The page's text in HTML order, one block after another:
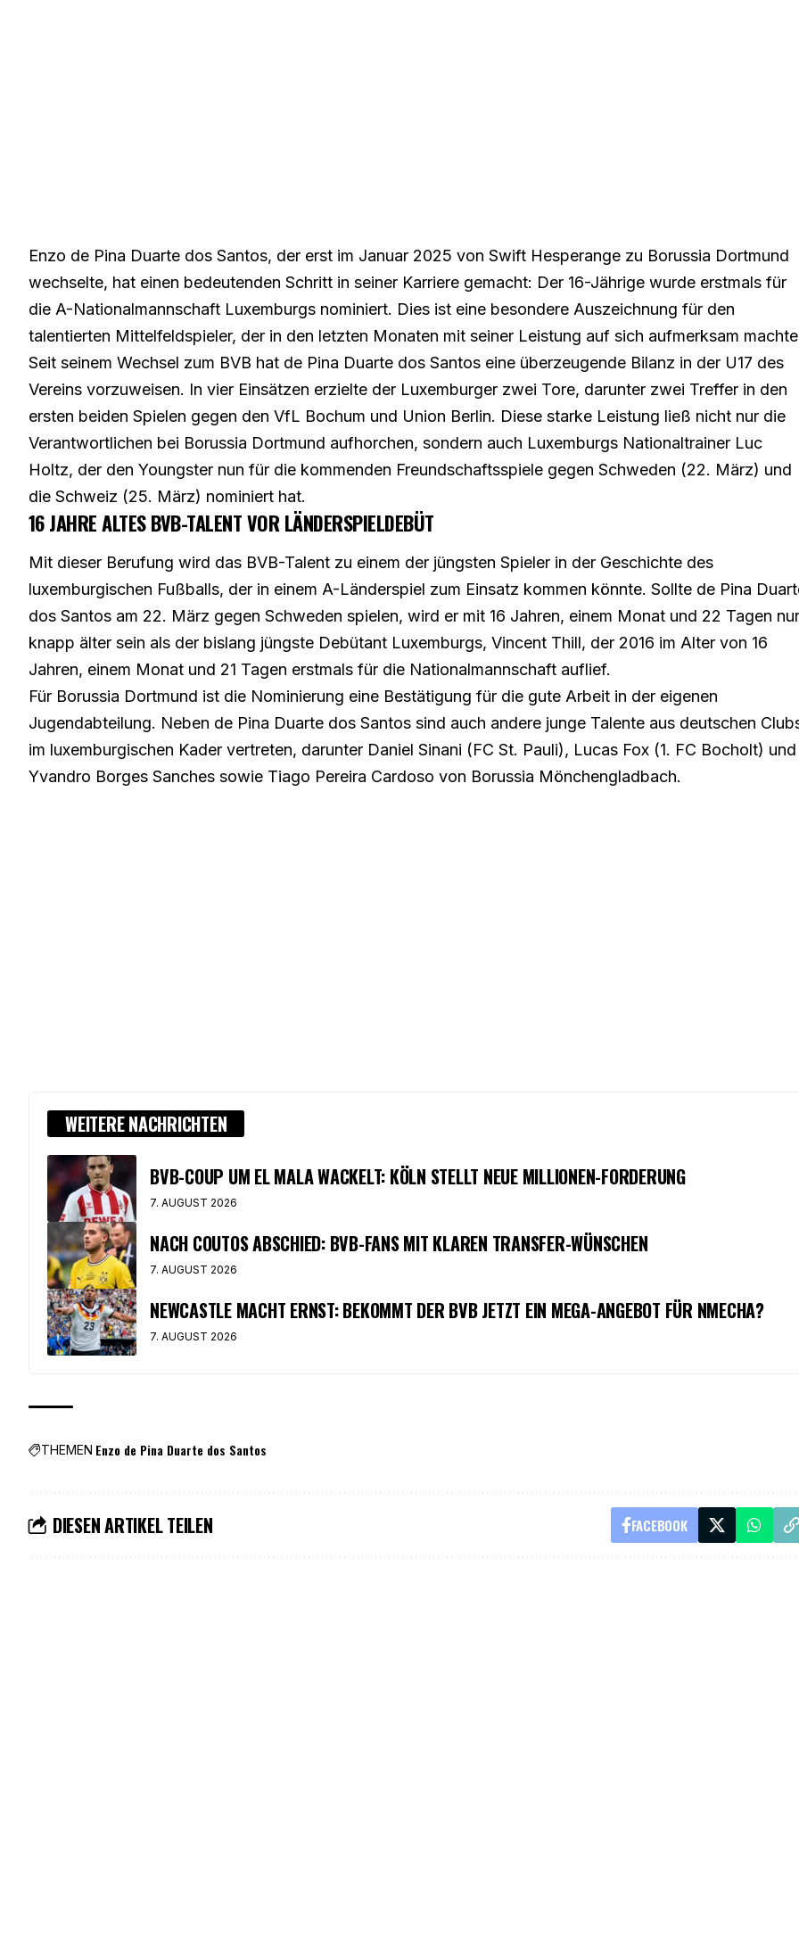
Enzo de Pina Duarte dos Santos, der erst im Januar 2025 von Swift Hesperange zu Borussia Dortmund
wechselte, hat einen bedeutenden Schritt in seiner Karriere gemacht: Der 16-Jährige wurde erstmals für
die A-Nationalmannschaft Luxemburgs nominiert. Dies ist eine besondere Auszeichnung für den
talentierten Mittelfeldspieler, der in den letzten Monaten mit seiner Leistung auf sich aufmerksam
Seit seinem Wechsel zum BVB hat de Pina Duarte dos Santos eine überzeugende Bilanz in der U17 des
Vereins vorzuweisen. In vier Einsätzen erzielte der Luxemburger zwei Tore, darunter zwei Treffer in den
ersten beiden Spielen gegen den VfL Bochum und Union Berlin. Diese starke Leistung ließ nicht nur die
Verantwortlichen bei Borussia Dortmund aufhorchen, sondern auch Luxemburgs Nationaltrainer Luc
Holtz, der den Youngster nun für die kommenden Freundschaftsspiele gegen Schweden (22. März) und
die Schweiz (25. März) nominiert hat.
16 JAHRE ALTES BVB-TALENT VOR LÄNDERSPIELDEBÜT
Mit dieser Berufung wird das BVB-Talent zu einem der jüngsten Spieler in der Geschichte des
luxemburgischen Fußballs, der in einem A-Länderspiel zum Einsatz kommen könnte. Sollte de Pina
dos Santos am 22. März gegen Schweden spielen, wird er mit 16 Jahren, einem Monat und 22 Tagen nur
knapp älter sein als der bislang jüngste Debütant Luxemburgs, Vincent Thill, der 2016 im Alter von 16
Jahren, einem Monat und 21 Tagen erstmals für die Nationalmannschaft auflief.
Für Borussia Dortmund ist die Nominierung eine Bestätigung für die gute Arbeit in der eigenen
Jugendabteilung. Neben de Pina Duarte dos Santos sind auch andere junge Talente aus deutschen
im luxemburgischen Kader vertreten, darunter Daniel Sinani (FC St. Pauli), Lucas Fox (1. FC Bocholt) und
Yvandro Borges Sanches sowie Tiago Pereira Cardoso von Borussia Mönchengladbach.
WEITERE NACHRICHTEN
BVB-COUP UM EL MALA WACKELT: KÖLN STELLT NEUE MILLIONEN-FORDERUNG
7. AUGUST 2026
NACH COUTOS ABSCHIED: BVB-FANS MIT KLAREN TRANSFER-WÜNSCHEN
7. AUGUST 2026
NEWCASTLE MACHT ERNST: BEKOMMT DER BVB JETZT EIN MEGA-ANGEBOT FÜR NMECHA?
7. AUGUST 2026
THEMEN Enzo de Pina Duarte dos Santos
DIESEN ARTIKEL TEILEN FACEBOOK